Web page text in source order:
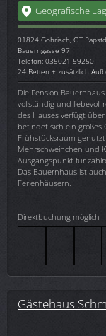
Geografische
01824 Gohrisch, OT
Bauerngasse 97
Telefon: 035021 59250
24 Betten + zusätzlich
Die Pension
vollständig und liebevoll
des Hauses verfügt
befindet sich ein großes
Frühstücksraum
Mehrschweinchen und
Ausgangspunkt für
Das Bauernhaus ist
Ferienhäusern.
Direktbuchung möglich
Gästehaus